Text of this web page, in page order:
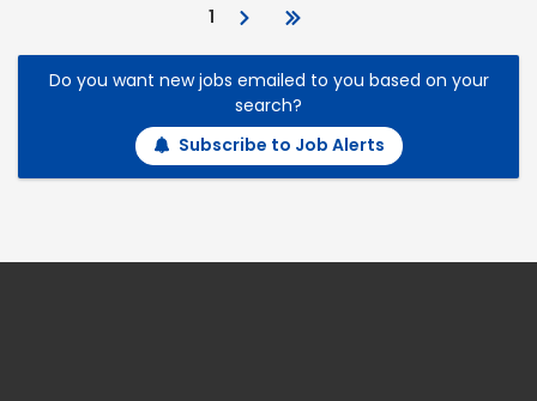
1
Do you want new jobs emailed to you based on your
search?
Subscribe to Job Alerts